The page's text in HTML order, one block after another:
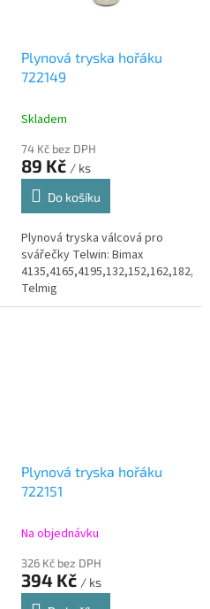
Plynová tryska hořáku
722149
Skladem
74 Kč bez DPH
89 Kč / ks
Do košíku
Plynová tryska válcová pro
svářečky Telwin: Bimax
4135,4165,4195,132,152,162,182,
Telmig
150/1,161/1,170/1,180/2,183/2
Plynová tryska hořáku
722151
Na objednávku
326 Kč bez DPH
394 Kč / ks